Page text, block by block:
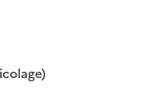
: disponible
: non disponible